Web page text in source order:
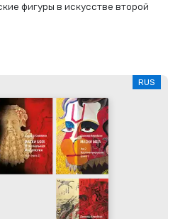
фигуры в искусстве второй
RUS